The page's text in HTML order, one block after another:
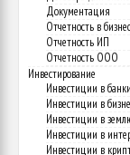
Документация
Отчетность в
Отчетность ИП
Отчетность ООО
Инвестирование
Инвестиции в банки
Инвестиции в
Инвестиции в
Инвестиции в
Инвестиции в